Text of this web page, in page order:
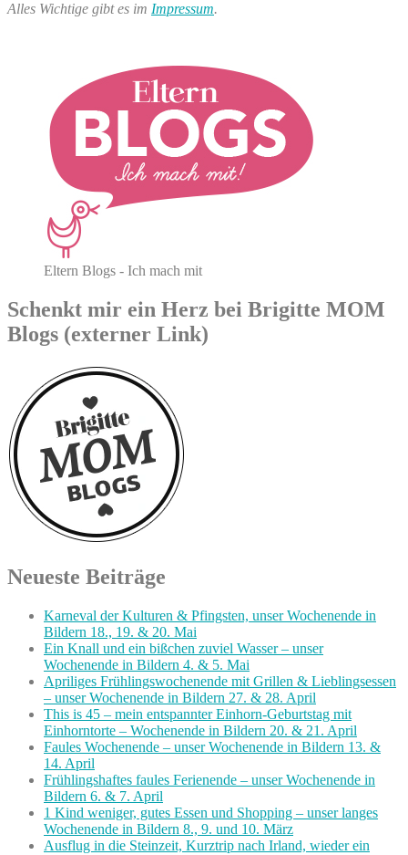
Alles Wichtige gibt es im Impressum.
Eltern Blogs - Ich mach mit
Schenkt mir ein Herz bei Brigitte MOM
Blogs (externer Link)
Neueste Beiträge
Karneval der Kulturen & Pfingsten, unser Wochenende in
Bildern 18., 19. & 20. Mai
Ein Knall und ein bißchen zuviel Wasser – unser
Wochenende in Bildern 4. & 5. Mai
Apriliges Frühlingswochenende mit Grillen & Lieblingsessen
– unser Wochenende in Bildern 27. & 28. April
This is 45 – mein entspannter Einhorn-Geburtstag mit
Einhorntorte – Wochenende in Bildern 20. & 21. April
Faules Wochenende – unser Wochenende in Bildern 13. &
14. April
Frühlingshaftes faules Ferienende – unser Wochenende in
Bildern 6. & 7. April
1 Kind weniger, gutes Essen und Shopping – unser langes
Wochenende in Bildern 8., 9. und 10. März
Ausflug in die Steinzeit, Kurztrip nach Irland, wieder ein